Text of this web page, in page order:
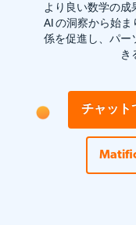
より良い数学の成
AI の洞察から始
係を促進し、パー
き
チャット